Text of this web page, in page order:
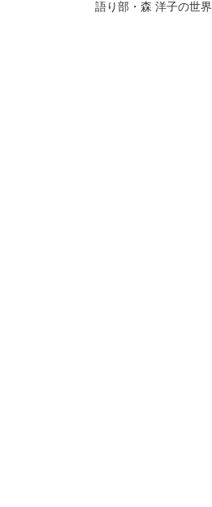
語り部・森 洋子の世界